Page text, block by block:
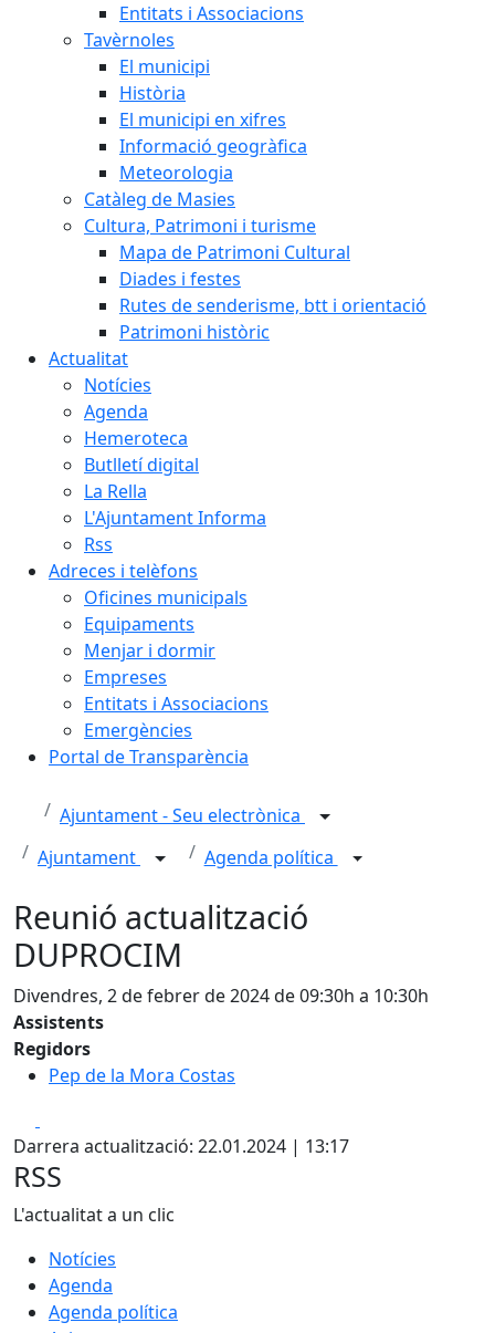
Entitats i Associacions
Tavèrnoles
El municipi
Història
El municipi en xifres
Informació geogràfica
Meteorologia
Catàleg de Masies
Cultura, Patrimoni i turisme
Mapa de Patrimoni Cultural
Diades i festes
Rutes de senderisme, btt i orientació
Patrimoni històric
Actualitat
Notícies
Agenda
Hemeroteca
Butlletí digital
La Rella
L'Ajuntament Informa
Rss
Adreces i telèfons
Oficines municipals
Equipaments
Menjar i dormir
Empreses
Entitats i Associacions
Emergències
Portal de Transparència
Ajuntament - Seu electrònica
Ajuntament
Agenda política
Reunió actualització
DUPROCIM
Divendres, 2 de febrer de 2024 de 09:30h a 10:30h
Assistents
Regidors
Pep de la Mora Costas
Darrera actualització: 22.01.2024 | 13:17
RSS
L'actualitat a un clic
Notícies
Agenda
Agenda política